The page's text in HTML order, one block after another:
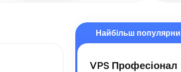
Найбільш
VPS Професіонал